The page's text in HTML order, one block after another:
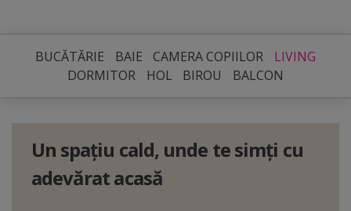
BUCĂTĂRIE BAIE CAMERA COPIILOR
LIVING
DORMITOR
HOL BIROU BALCON
Un spațiu cald, unde te simți cu
adevărat acasă